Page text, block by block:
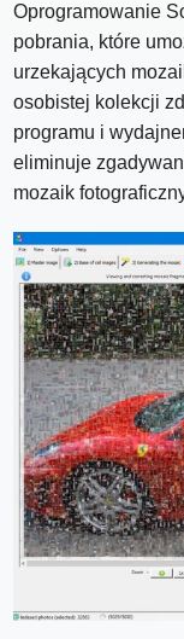
Oprogramowanie
pobrania, które
urzekających
osobistej kolekcji
programu i
eliminuje
mozaik